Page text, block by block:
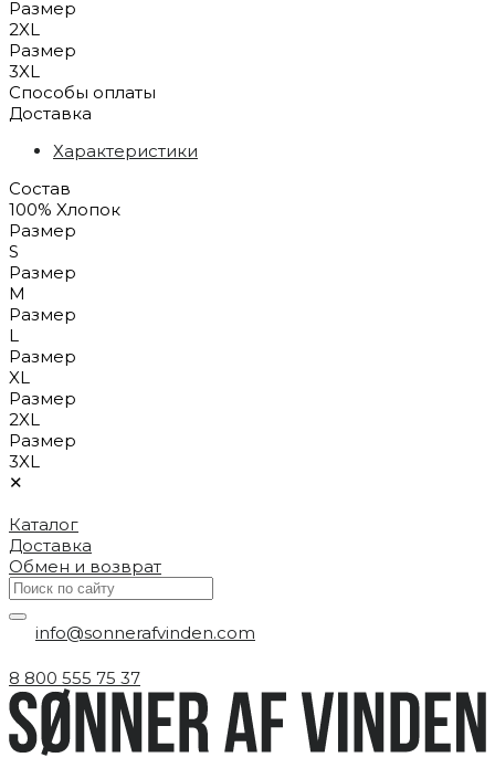
Размер
2XL
Размер
3XL
Способы оплаты
Доставка
Характеристики
Состав
100% Xлопок
Размер
S
Размер
M
Размер
L
Размер
XL
Размер
2XL
Размер
3XL
✕
Каталог
Доставка
Обмен и возврат
info@sonnerafvinden.com
8 800 555 75 37